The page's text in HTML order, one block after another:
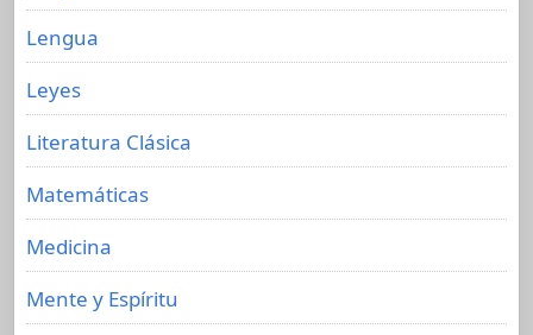
Lengua
Leyes
Literatura Clásica
Matemáticas
Medicina
Mente y Espíritu